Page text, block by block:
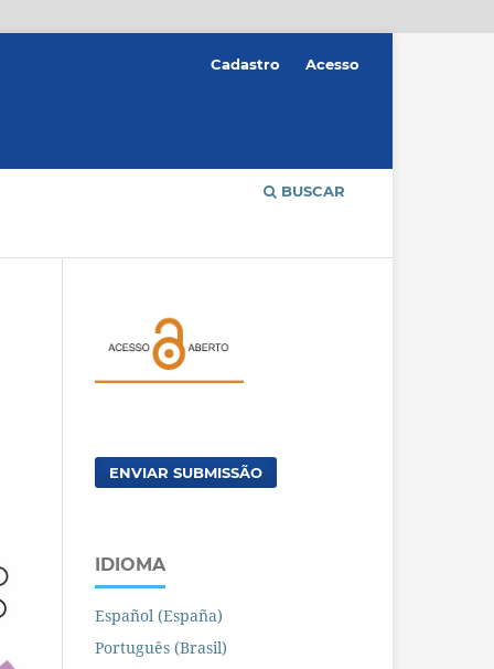
BUSCAR
Cadastro Acesso
ENVIAR SUBMISSÃO
IDIOMA
Español (España)
Português (Brasil)